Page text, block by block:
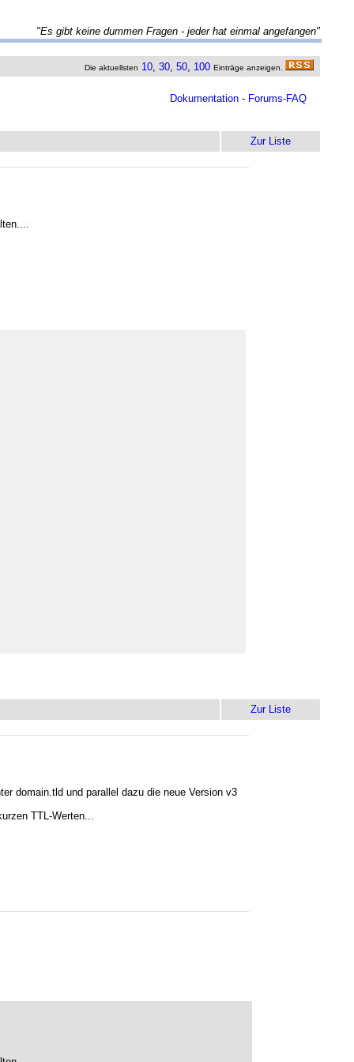
"Es gibt keine dummen Fragen - jeder hat einmal angefangen"
Die aktuellsten 10, 30, 50, 100 Einträge anzeigen.
Dokumentation - Forums-FAQ
Zur Liste
Zur Liste
domain.tld und parallel dazu die neue Version v3
TTL-Werten...